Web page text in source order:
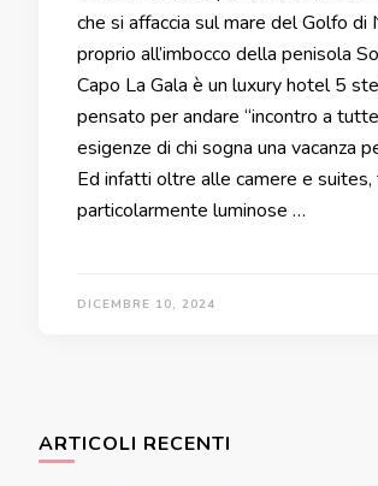
che si affaccia sul mare del Golfo di
proprio all’imbocco della penisola
Capo La Gala è un luxury hotel 5
pensato per andare “incontro a
esigenze di chi sogna una vacanza
Ed infatti oltre alle camere e
particolarmente luminose …
DICEMBRE 10, 2024
ARTICOLI RECENTI